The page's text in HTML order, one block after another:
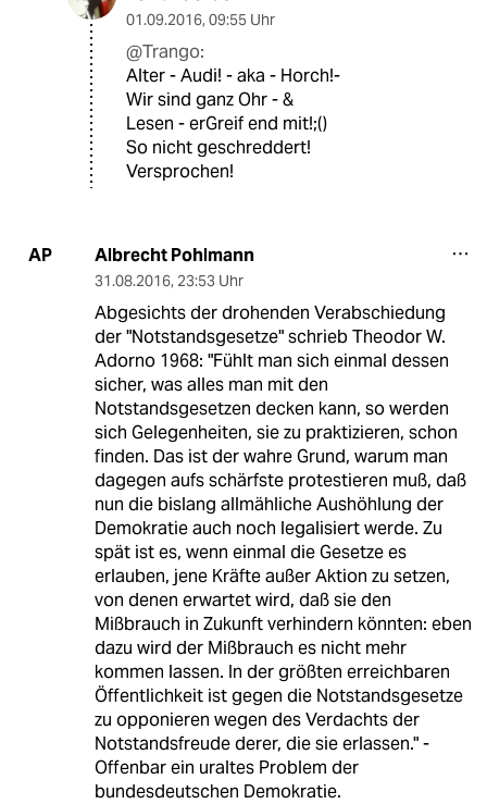
01.09.2016, 09:55 Uhr
@Trango:
Alter - Audi! - aka - Horch!-
Wir sind ganz Ohr - &
Lesen - erGreif end mit!;()
So nicht geschreddert!
Versprochen!
AP Albrecht Pohlmann
31.08.2016, 23:53 Uhr
Abgesichts der drohenden Verabschiedung
der "Notstandsgesetze" schrieb Theodor W.
Adorno 1968: "Fühlt man sich einmal dessen
sicher, was alles man mit den
Notstandsgesetzen decken kann, so werden
sich Gelegenheiten, sie zu praktizieren, schon
finden. Das ist der wahre Grund, warum man
dagegen aufs schärfste protestieren muß, daß
nun die bislang allmähliche Aushöhlung der
Demokratie auch noch legalisiert werde. Zu
spät ist es, wenn einmal die Gesetze es
erlauben, jene Kräfte außer Aktion zu setzen,
von denen erwartet wird, daß sie den
Mißbrauch in Zukunft verhindern könnten: eben
dazu wird der Mißbrauch es nicht mehr
kommen lassen. In der größten erreichbaren
Öffentlichkeit ist gegen die Notstandsgesetze
zu opponieren wegen des Verdachts der
Notstandsfreude derer, die sie erlassen." -
Offenbar ein uraltes Problem der
bundesdeutschen Demokratie.